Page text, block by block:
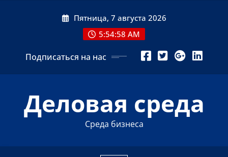
Пятница, 7 августа 2026
5:54:59 AM
Подписаться на нас
Деловая среда
Среда бизнеса